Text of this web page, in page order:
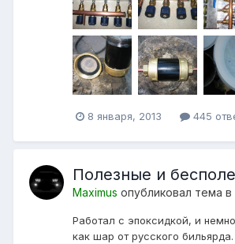
8 января, 2013 445
Полезные и
Maximus опубликовал тема в
Работал с эпоксидкой, и
как шар от русского бильярда.